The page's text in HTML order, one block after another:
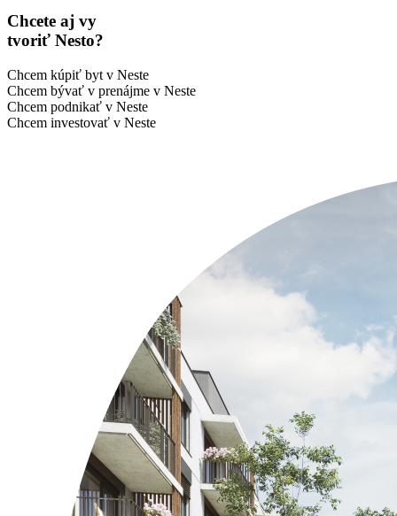
Chcete aj vy
tvoriť Nesto?
Chcem kúpiť byt v Neste
Chcem bývať v prenájme v Neste
Chcem podnikať v Neste
Chcem investovať v Neste